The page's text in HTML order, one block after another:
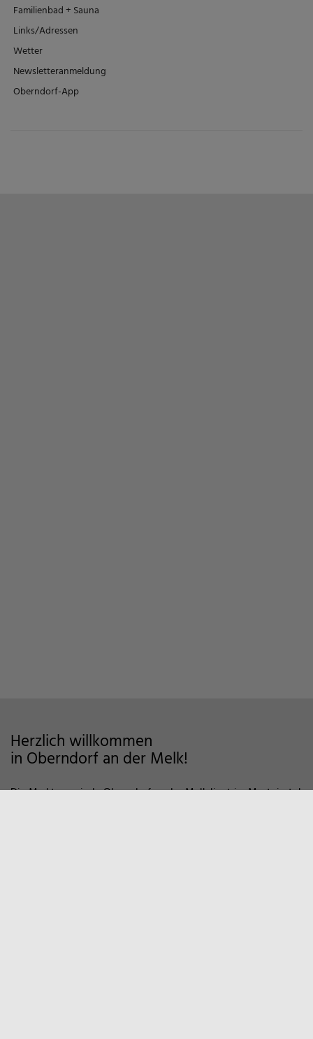
Familienbad + Sauna
Links/Adressen
Wetter
Newsletteranmeldung
Oberndorf-App
Herzlich willkommen
in Oberndorf an der Melk!
Die Marktgemeinde Oberndorf an der Melk liegt im Mostviertel